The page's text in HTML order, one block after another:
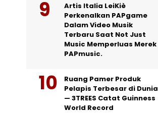
Artis Italia LeiKiè
Perkenalkan PAPgame
Dalam Video Musik
Terbaru Saat Not Just
Music Memperluas Merek
PAPmusic.
Ruang Pamer Produk
Pelapis Terbesar di Dunia
— 3TREES Catat Guinness
World Record